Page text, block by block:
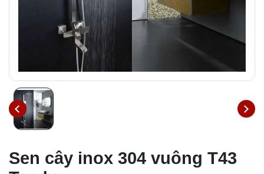
Sen cây inox 304 vuông T43